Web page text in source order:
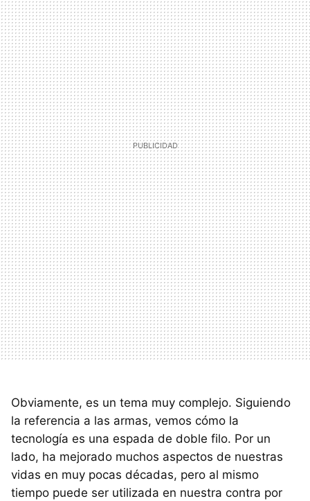
Obviamente, es un tema muy complejo. Siguiendo
la referencia a las armas, vemos cómo la
tecnología es una espada de doble filo. Por un
lado, ha mejorado muchos aspectos de nuestras
vidas en muy pocas décadas, pero al mismo
tiempo puede ser utilizada en nuestra contra por